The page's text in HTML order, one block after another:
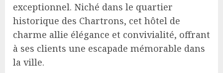
exceptionnel. Niché dans le quartier
historique des Chartrons, cet hôtel de
charme allie élégance et convivialité, offrant
à ses clients une escapade mémorable dans
la ville.